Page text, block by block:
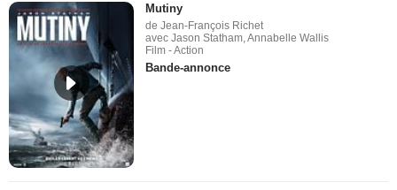
Mutiny
de Jean-François Richet
avec Jason Statham, Annabelle Wallis
Film - Action
Bande-annonce